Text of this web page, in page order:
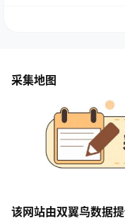
采集地图
该网站由双翼鸟数据